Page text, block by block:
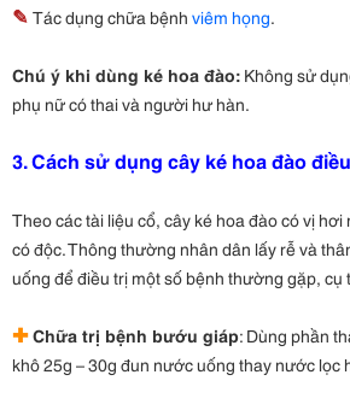
✎ Tác dụng chữa bệnh viêm họng.
Chú ý khi dùng ké hoa đào: Không sử
phụ nữ có thai và người hư hàn.
3. Cách sử dụng cây ké hoa đào
Theo các tài liệu cổ, cây ké hoa đào có vị
có độc. Thông thường nhân dân lấy rễ và
uống để điều trị một số bệnh thường gặp, cụ
✚Chữa trị bệnh bướu giáp: Dùng phần
khô 25g – 30g đun nước uống thay nước lọc